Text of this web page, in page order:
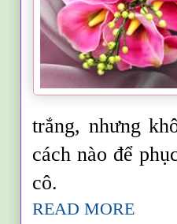
trắng, nhưng
cách nào để
cô.
READ MORE